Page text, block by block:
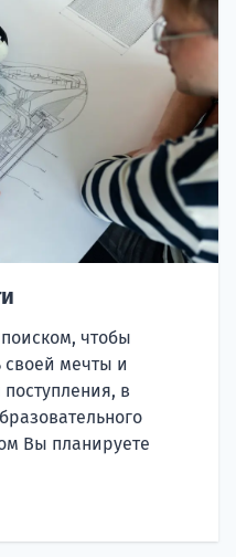
чтобы
своей мечты и
в
Вы планируете